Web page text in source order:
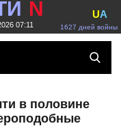
N
07:11 1627 дней войны
UA
в половине